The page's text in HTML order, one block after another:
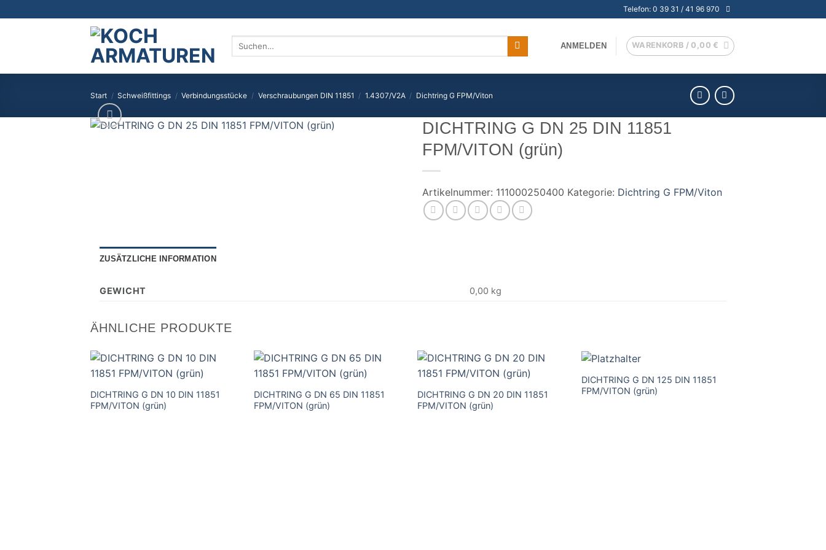
Inhalt
Telefon: 0 39 31 / 41 96 970
Suchen
ANMELDEN WARENKORB / 0,00€
Start / Schweißfittings / Verbindungsstücke / Verschraubungen DIN 11851 / 1.4307/V2A / Dichtring G FPM/Viton
DICHTRING G DN 25 DIN 11851
FPM/VITON (grün)
Artikelnummer: 111000250400 Kategorie: Dichtring G FPM/Viton
ZUSÄTZLICHE INFORMATION
GEWICHT 0,00 kg
ÄHNLICHE PRODUKTE
DICHTRING G DN 10 DIN 11851
FPM/VITON (grün)
DICHTRING G DN 65 DIN 11851
FPM/VITON (grün)
DICHTRING G DN 20 DIN 11851
FPM/VITON (grün)
DICHTRING G DN 125 DIN 11851
FPM/VITON (grün)